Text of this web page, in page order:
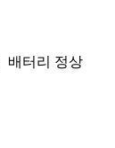
배터리 정상